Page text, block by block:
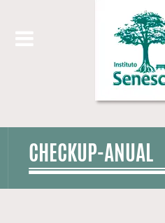
CHECKUP-ANUAL